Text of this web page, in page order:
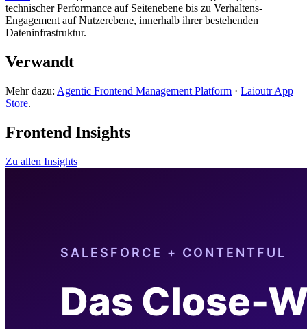
technischer Performance auf Seitenebene bis zu Verhaltens-
Engagement auf Nutzerebene, innerhalb ihrer bestehenden
Dateninfrastruktur.
Verwandt
Mehr dazu: Agentic Frontend Management Platform · Laioutr App
Store.
Frontend Insights
Zu allen Insights